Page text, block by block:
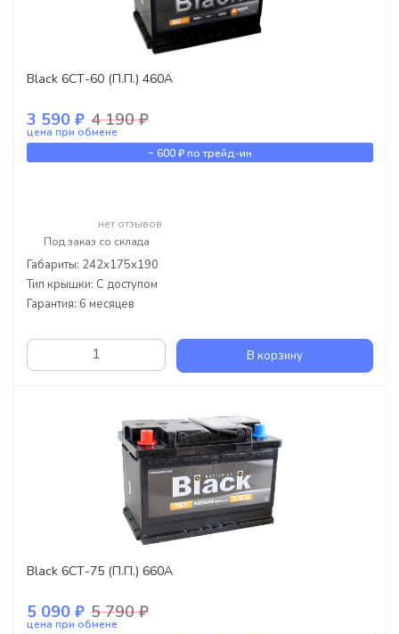
Black 6СТ-60 (П.П.) 460А
3 590 ₽ 4 190 ₽
цена при обмене
- 600 ₽по трейд-ин
нет отзывов
Под заказ со склада
Габариты: 242x175x190
Тип крышки: С доступом
Гарантия: 6 месяцев
В корзину
Black 6СТ-75 (П.П.) 660А
5 090 ₽ 5 790 ₽
цена при обмене